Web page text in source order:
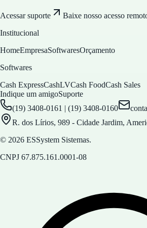
Acessar suporte
Baixe nosso acesso
Institucional
HomeEmpresaSoftwaresOrçamento
Softwares
Cash ExpressCashLVCash FoodCash Sales
Indique um amigoSuporte
(19) 3408-0161 | (19) 3408-0160
R. dos Lírios, 989 - Cidade Jardim,
© 2026 ESSystem Sistemas.
CNPJ 67.875.161.0001-08